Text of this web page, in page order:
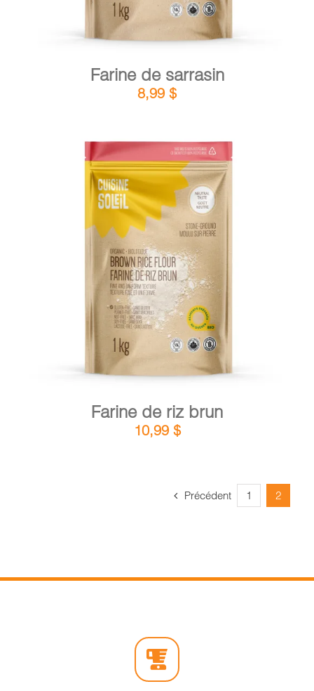
Farine de sarrasin
8,99 $
AJOUTER AU PANIER DÉTAILS
Farine de riz brun
10,99 $
Précédent 1 2